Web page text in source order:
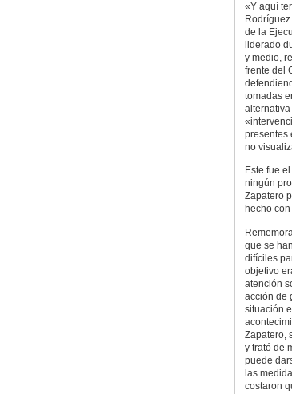
«Y aquí
de la
liderado
y medio,
frente del
tomadas
presentes
no
Este fue
ningún
Zapatero
hecho
que se
difíciles
objetivo
atención
acción de
situación
Zapatero,
y trató de
puede
las
costaron